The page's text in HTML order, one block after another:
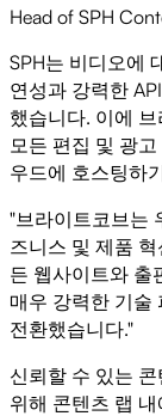
Head of SPH
SPH는 비디오에
연성과 강력한
했습니다. 이에
모든 편집 및 광
우드에 호스팅하
"브라이트코브는
즈니스 및 제품
든 웹사이트와 출
매우 강력한 기술
전환했습니다."
신뢰할 수 있는
위해 콘텐츠 랩